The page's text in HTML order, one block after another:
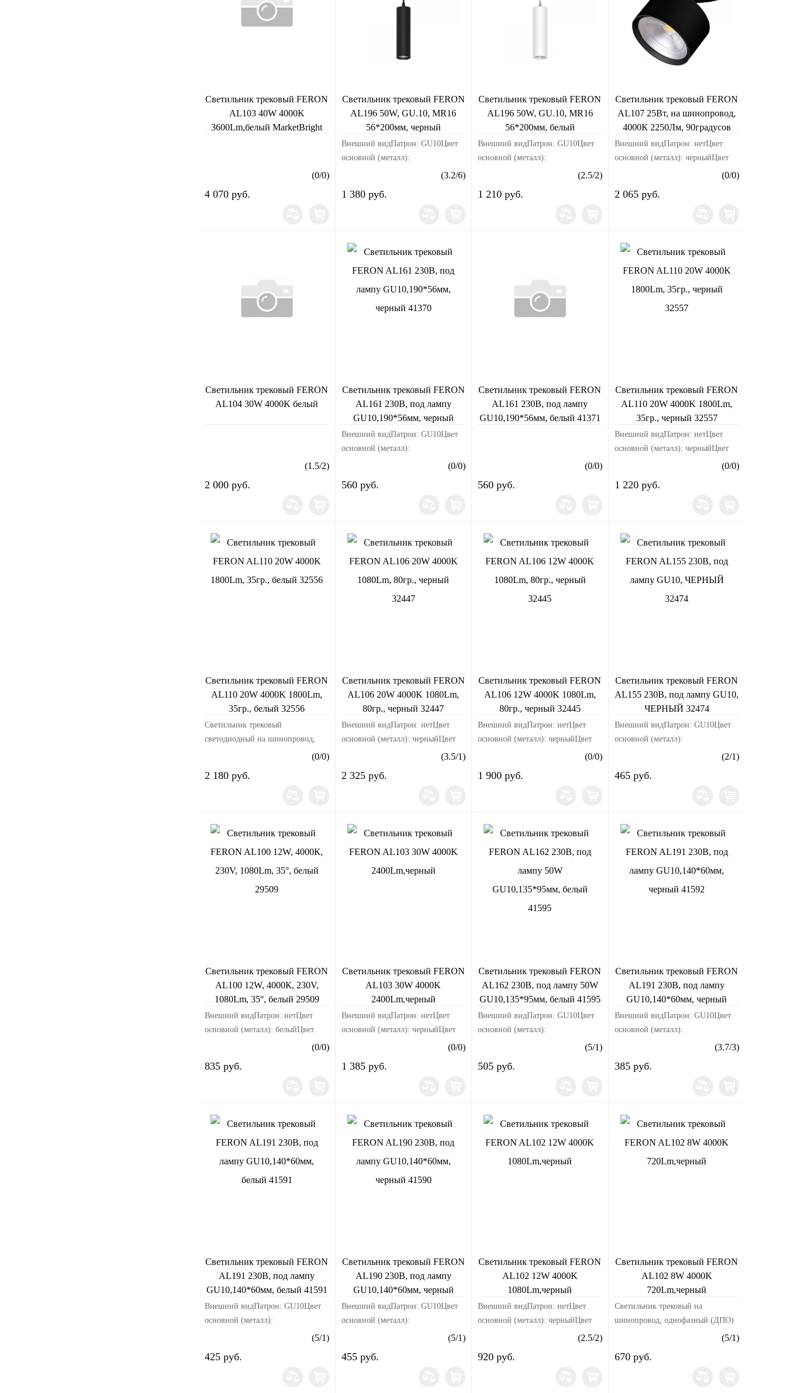
Светильник трековый FERON
AL103 40W 4000K
3600Lm,белый MarketBright
(0/0)
4 070 руб.
Светильник трековый FERON
AL196 50W, GU.10, MR16
56*200мм, черный
Внешний видПатрон: GU10Цвет
основной (металл):
мм: 56Ширина изделия, мм:
(3.2/6)
1 380 руб.
Светильник трековый FERON
AL196 50W, GU.10, MR16
56*200мм, белый
Внешний видПатрон: GU10Цвет
основной (металл):
мм: 56Ширина изделия, мм:
(2.5/2)
1 210 руб.
Светильник трековый FERON
AL107 25Вт, на шинопровод,
4000К 2250Лм, 90градусов
ЧЕРНЫЙ 32478
Внешний видПатрон: нетЦвет
основной (металл): черныйЦвет
свечения: белыйМатериал корпуса:
мм: 103Ширина изделия, мм:
(0/0)
2 065 руб.
Светильник трековый FERON
AL104 30W 4000K белый
(1.5/2)
2 000 руб.
Светильник трековый FERON
AL161 230В, под лампу
GU10,190*56мм, черный
41370
Внешний видПатрон: GU10Цвет
основной (металл):
мм: 56Ширина изделия, мм:
(0/0)
560 руб.
Светильник трековый FERON
AL161 230В, под лампу
GU10,190*56мм, белый 41371
(0/0)
560 руб.
Светильник трековый FERON
AL110 20W 4000K 1800Lm,
35гр., черный 32557
Внешний видПатрон: нетЦвет
основной (металл): черныйЦвет
свечения: белыйМатериал корпуса:
мм: 105Ширина изделия, мм:
(0/0)
1 220 руб.
Светильник трековый FERON
AL110 20W 4000K 1800Lm,
35гр., белый 32556
Светильник трековый
светодиодный на шинопровод,
1800Lm, угол освещения 35°, цвет
(0/0)
2 180 руб.
Светильник трековый FERON
AL106 20W 4000K 1080Lm,
80гр., черный 32447
Внешний видПатрон: нетЦвет
основной (металл): черныйЦвет
свечения: белыйМатериал корпуса:
мм: 85Ширина изделия, мм:
(3.5/1)
2 325 руб.
Светильник трековый FERON
AL106 12W 4000K 1080Lm,
80гр., черный 32445
Внешний видПатрон: нетЦвет
основной (металл): черныйЦвет
свечения: белыйМатериал корпуса:
мм: 85Ширина изделия, мм:
(0/0)
1 900 руб.
Светильник трековый FERON
AL155 230В, под лампу GU10,
ЧЕРНЫЙ 32474
Внешний видПатрон: GU10Цвет
основной (металл):
мм: 56Ширина изделия, мм:
(2/1)
465 руб.
Светильник трековый FERON
AL100 12W, 4000К, 230V,
1080Lm, 35°, белый 29509
Внешний видПатрон: нетЦвет
основной (металл): белыйЦвет
свечения: белыйМатериал корпуса:
мм: 70Ширина изделия, мм:
(0/0)
835 руб.
Светильник трековый FERON
AL103 30W 4000K
2400Lm,черный
Внешний видПатрон: нетЦвет
основной (металл): черныйЦвет
свечения: белыйМатериал корпуса:
мм: 150Ширина изделия, мм:
(0/0)
1 385 руб.
Светильник трековый FERON
AL162 230В, под лампу 50W
GU10,135*95мм, белый 41595
Внешний видПатрон: GU10Цвет
основной (металл):
мм: 90Ширина изделия, мм:
(5/1)
505 руб.
Светильник трековый FERON
AL191 230В, под лампу
GU10,140*60мм, черный
41592
Внешний видПатрон: GU10Цвет
основной (металл):
60Ширина изделия, мм: 60Высота
(3.7/3)
385 руб.
Светильник трековый FERON
AL191 230В, под лампу
GU10,140*60мм, белый 41591
Внешний видПатрон: GU10Цвет
основной (металл):
60Ширина изделия, мм: 60Высота
(5/1)
425 руб.
Светильник трековый FERON
AL190 230В, под лампу
GU10,140*60мм, черный
41590
Внешний видПатрон: GU10Цвет
основной (металл):
60Ширина изделия, мм: 60Высота
(5/1)
455 руб.
Светильник трековый FERON
AL102 12W 4000K
1080Lm,черный
Внешний видПатрон: нетЦвет
основной (металл): черныйЦвет
свечения: белыйМатериал корпуса:
мм: 80Ширина изделия, мм:
(2.5/2)
920 руб.
Светильник трековый FERON
AL102 8W 4000K
720Lm,черный
Светильник трековый на
шинопровод, однофазный (ДПО)
освещения 35°, цвет черный,
(5/1)
670 руб.